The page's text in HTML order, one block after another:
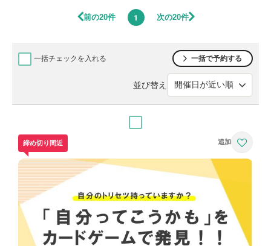
前の20件 1 次の20件
一括チェックを入れる 一括で予約する
並び替え
締め切り間近